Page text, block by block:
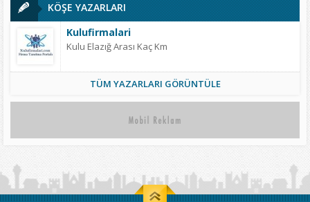
KÖŞE YAZARLARI
Kulufirmalari
Kulu Elazığ Arası Kaç Km
TÜM YAZARLARI GÖRÜNTÜLE